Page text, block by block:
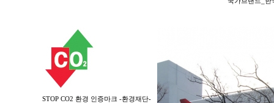
STOP CO2 환경 인증마크 -환경재단-